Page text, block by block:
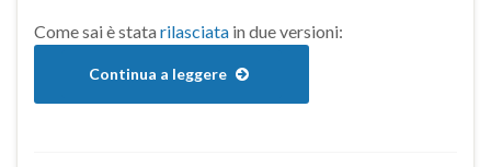
Come sai è stata rilasciata in due versioni:
Continua a leggere